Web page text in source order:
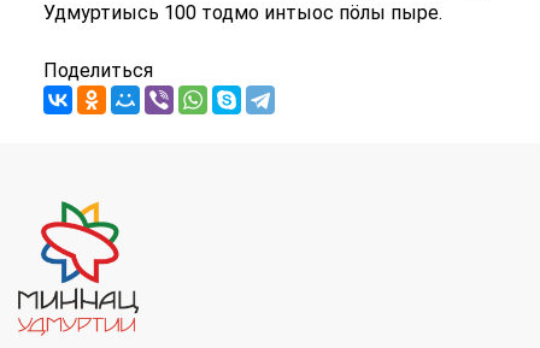
Удмуртиысь 100 тодмо интыос пӧлы пыре.
Поделиться